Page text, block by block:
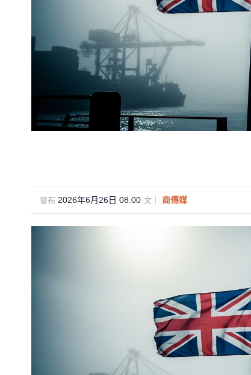
發布 2026年6月26日 08:00·文｜ 商傳媒